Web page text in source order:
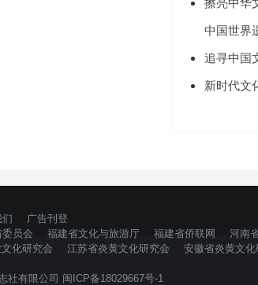
中国世界
追寻中国
新时代文
广告刊登
员会 福建省文化与旅游厅 福建省侨联网 河南
化研究会
江苏省炎黄文化研究会 安徽省炎黄文化
社有限公司 闽ICP备18029667号-1